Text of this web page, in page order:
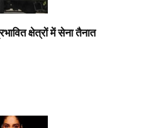
क्षेत्रों में सेना तैनात